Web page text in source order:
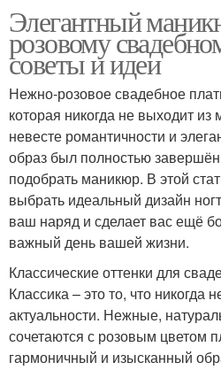
Элегантный
розовому
советы и идеи
Нежно-розовое свадебное
которая никогда не выходит
невесте романтичности и
образ был полностью
подобрать маникюр. В этой
выбрать идеальный дизайн
ваш наряд и сделает вас ещё
важный день вашей жизни.
Классические оттенки для
Классика – это то, что никогда
актуальности. Нежные,
сочетаются с розовым цветом
гармоничный и изысканный